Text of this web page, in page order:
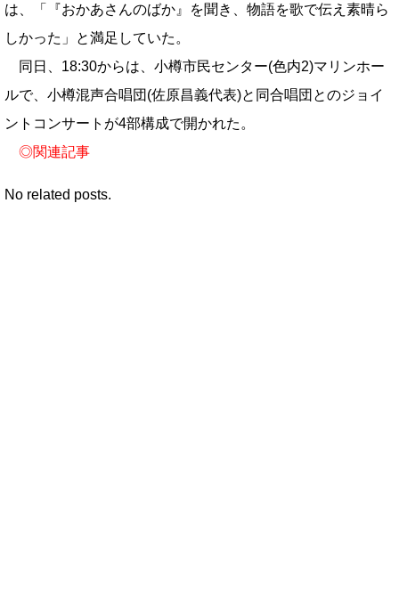
は、「『おかあさんのばか』を聞き、物語を歌で伝え素晴ら
しかった」と満足していた。
同日、18:30からは、小樽市民センター(色内2)マリンホー
ルで、小樽混声合唱団(佐原昌義代表)と同合唱団とのジョイ
ントコンサートが4部構成で開かれた。
◎関連記事
No related posts.